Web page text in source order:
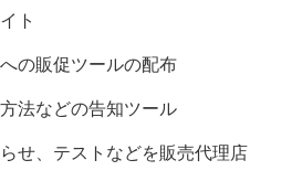
ト
の販促ツールの配布
法などの告知ツール
せ、テストなどを販売代理店